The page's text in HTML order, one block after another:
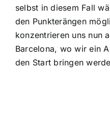
selbst in diesem Fall
den Punkterängen
konzentrieren uns nun
Barcelona, wo wir ein
den Start bringen